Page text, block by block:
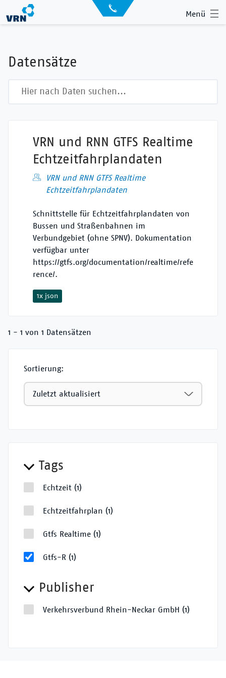
zum
Menü
News
Der VRN
Datensätze
VRN und RNN GTFS Realtime
Echtzeitfahrplandaten
VRN und RNN GTFS Realtime
Echtzeitfahrplandaten
Schnittstelle für Echtzeitfahrplandaten von
Bussen und Straßenbahnen im
Verbundgebiet (ohne SPNV). Dokumentation
verfügbar unter
https://gtfs.org/documentation/realtime/refe
rence/.
1x json
1 - 1 von 1 Datensätzen
Sortierung:
Tags
Echtzeit (1)
Echtzeitfahrplan (1)
Gtfs Realtime (1)
Gtfs-R (1)
Publisher
Verkehrsverbund Rhein-Neckar GmbH (1)